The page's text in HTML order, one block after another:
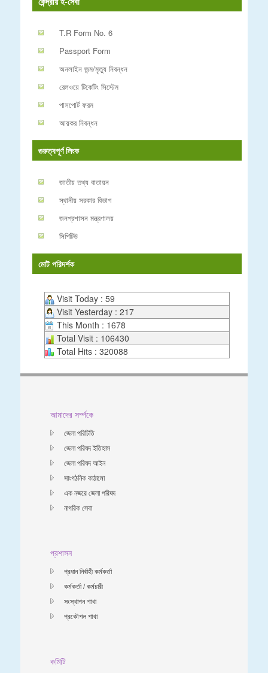
T.R Form No. 6
Passport Form
অনলাইন জন্ম/মৃত্যু নিবন্ধন
রেলওয়ে টিকেটিং সিস্টেম
পাসপোর্ট ফরম
আয়কর নিবন্ধন
গুরুত্বপূর্ণ লিংক
জাতীয় তথ্য বাতায়ন
স্থানীয় সরকার বিভাগ
জনপ্রশাসন মন্ত্রণালয়
সিপিটিউ
মোট পরিদর্শক
Visit Today : 59
Visit Yesterday : 217
This Month : 1678
Total Visit : 106430
Total Hits : 320088
আমাদের সর্ম্পকে
জেলা পরিচিতি
জেলা পরিষদ ইতিহাস
জেলা পরিষদ আইন
সাংগঠনিক কাঠামো
এক নজরে জেলা পরিষদ
নাগরিক সেবা
প্রশাসন
প্রধান নির্বাহী কর্মকর্তা
কর্মকর্তা / কর্মচারী
সংস্থাপন শাখা
প্রকৌশল শাখা
কমিটি